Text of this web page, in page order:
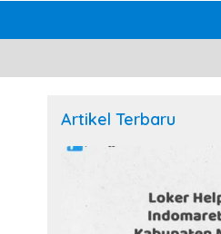
Artikel Terbaru